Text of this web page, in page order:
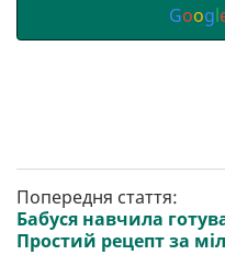
Googl
Попередня стаття:
Бабуся навчила
Простий рецепт за